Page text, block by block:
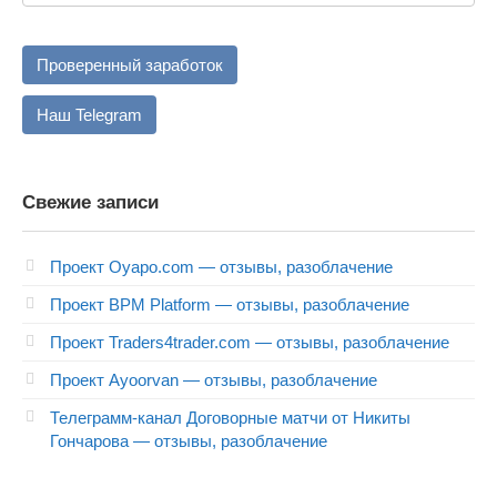
Проверенный заработок
Наш Telegram
Свежие записи
Проект Oyapo.com — отзывы, разоблачение
Проект BPM Platform — отзывы, разоблачение
Проект Traders4trader.com — отзывы, разоблачение
Проект Ayoorvan — отзывы, разоблачение
Телеграмм-канал Договорные матчи от Никиты
Гончарова — отзывы, разоблачение